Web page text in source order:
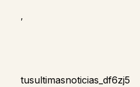
,
tusultimasnoticias_df6zj5